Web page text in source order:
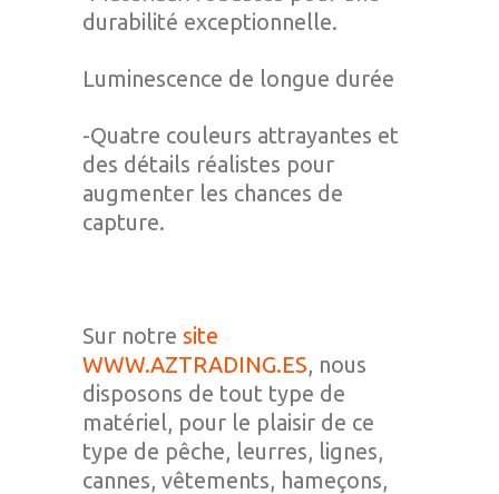
durabilité exceptionnelle.
Luminescence de longue durée
-Quatre couleurs attrayantes et
des détails réalistes pour
augmenter les chances de
capture.
Sur notre site
WWW.AZTRADING.ES, nous
disposons de tout type de
matériel, pour le plaisir de ce
type de pêche, leurres, lignes,
cannes, vêtements, hameçons,